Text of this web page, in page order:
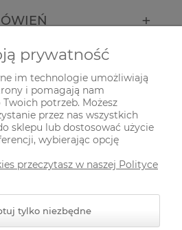
prywatność
im technologie umożliwiają
i pomagają nam
potrzeb. Możesz
przez nas wszystkich
sklepu lub dostosować użycie
wybierając opcję
przeczytasz w naszej Polityce
tylko niezbędne